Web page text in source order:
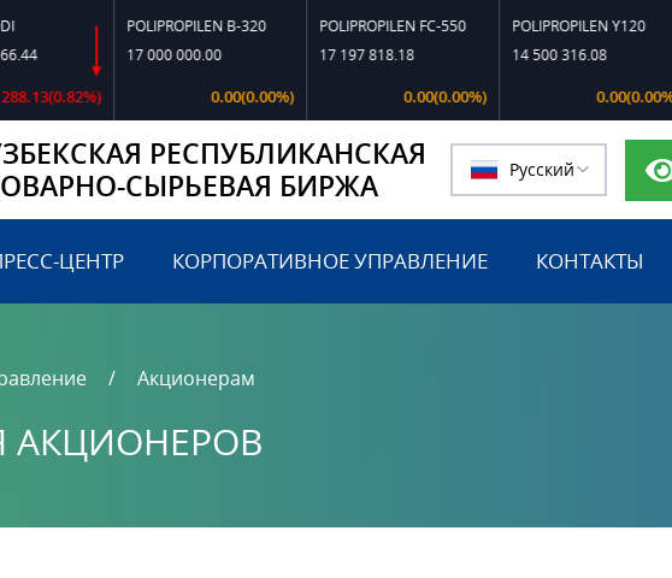
POLIPROPILEN B-320
17 000 000.00
0.00(0.00%)
POLIPROPILEN FC-550
17 197 818.18
0.00(0.00%)
POLIPROPILEN Y120
14 500 316.08
0.00(0.00%)
20
РЕСПУБЛИКАНСКАЯ
СЫРЬЕВАЯ БИРЖА
Русский
ЦЕНТР КОРПОРАТИВНОЕ УПРАВЛЕНИЕ КОНТАКТЫ
Акционерам
АКЦИОНЕРОВ